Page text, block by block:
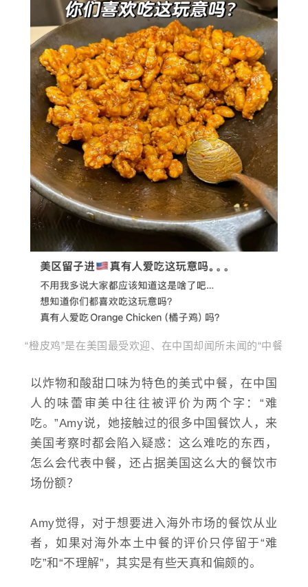
“橙皮鸡”是在美国最受欢迎、在中国却闻所未闻的“中餐
以炸物和酸甜口味为特色的美式中餐，在中国
人的味蕾审美中往往被评价为两个字：“难
吃。”Amy说，她接触过的很多中国餐饮人，来
美国考察时都会陷入疑惑：这么难吃的东西，
怎么会代表中餐，还占据美国这么大的餐饮市
场份额？
Amy觉得，对于想要进入海外市场的餐饮从业
者，如果对海外本土中餐的评价只停留于“难
吃”和“不理解”，其实是有些天真和偏颇的。